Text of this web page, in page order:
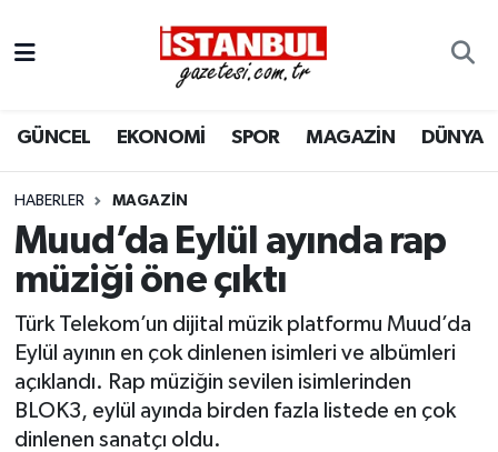
GÜNCEL EKONOMİ SPOR MAGAZİN DÜNYA
HABERLER MAGAZIN
Muud’da Eylül ayında rap
müziği öne çıktı
Türk Telekom’un dijital müzik platformu Muud’da
Eylül ayının en çok dinlenen isimleri ve albümleri
açıklandı. Rap müziğin sevilen isimlerinden
BLOK3, eylül ayında birden fazla listede en çok
dinlenen sanatçı oldu.
EKONOMİ
İSTANBUL
DÜNYA
MAGAZİN
KÜLTÜR SANAT
Nöbetçi Eczaneler
Hava Durumu
Trafik Durumu
Süper Lig Puan Durumu ve Fikstür
Son Dakika Haberleri
Haber Arşivi